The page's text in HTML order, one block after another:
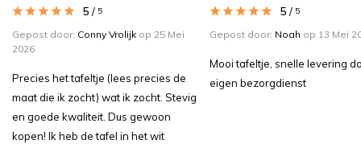
5 / 5
Gepost door: Conny Vrolijk op 25 Mei
2026
Precies het tafeltje (lees precies de
maat die ik zocht) wat ik zocht. Stevig
en goede kwaliteit. Dus gewoon
kopen! Ik heb de tafel in het wit
5 / 5
Gepost door: Noah op 13 Mei
Mooi tafeltje, snelle levering
eigen bezorgdienst